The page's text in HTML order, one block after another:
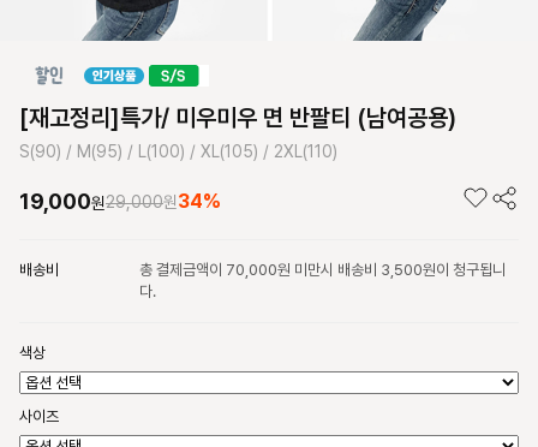
[재고정리]특가/ 미우미우 면 반팔티 (남여공용)
S(90) / M(95) / L(100) / XL(105) / 2XL(110)
19,000원29,000원34%
배송비
총 결제금액이 70,000원 미만시 배송비 3,500원이 청구됩니
다.
색상
사이즈